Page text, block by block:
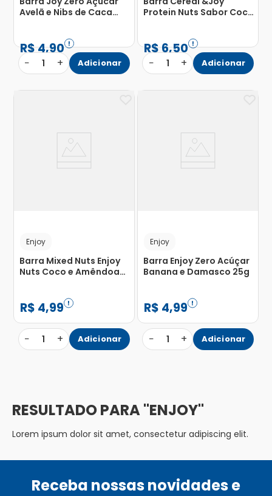
Avelã e Nibs de Caca
R$4,90
− 1 + Adicionar
Protein Nuts Sabor Coco
R$6,50
− 1 + Adicionar
Enjoy
Barra Mixed Nuts Enjoy
Nuts Coco e Amêndoas
R$ 4,99
− 1 + Adicionar
Enjoy
Barra Enjoy Zero Acúçar
Banana e Damasco 25g
R$ 4,99
− 1 + Adicionar
ENJOY
Lorem ipsum dolor sit amet, consectetur adipiscing elit.
Receba nossas novidades e